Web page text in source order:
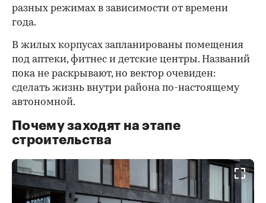
разных режимах в зависимости от времени
года.
В жилых корпусах запланированы помещения
под аптеки, фитнес и детские центры. Названий
пока не раскрывают, но вектор очевиден:
сделать жизнь внутри района по-настоящему
автономной.
Почему заходят на этапе
строительства